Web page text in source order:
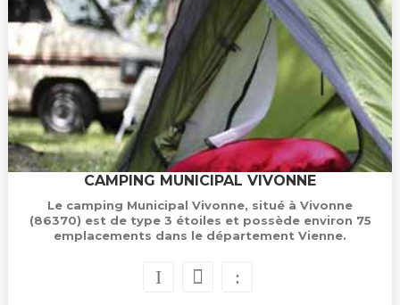
CAMPING MUNICIPAL VIVONNE
Le camping Municipal Vivonne, situé à Vivonne
(86370) est de type 3 étoiles et possède environ 75
emplacements dans le département Vienne.